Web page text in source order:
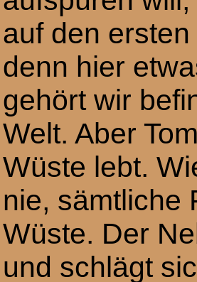
auf den
denn hier
gehört wir
Welt. Aber
Wüste lebt.
nie, sämtliche
Wüste. Der
und schlägt